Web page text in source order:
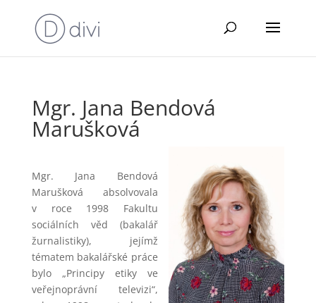
Mgr. Jana Bendová
Marušková
Mgr. Jana Bendová
Marušková absolvovala
v roce 1998 Fakultu
sociálních věd (bakalář
žurnalistiky), jejímž
tématem bakalářské práce
bylo „Principy etiky ve
veřejnoprávní televizi“,